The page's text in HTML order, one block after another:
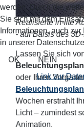
Realisierte in-lite
- auf Baisis des
Lassen Sie sich
Beleuchtungsplan
oder Ihren
Wochen erstrahlt
Licht – zumindest
Animation.
werden. Durch die
Sie sich mit dem
Informationen, auch
in unserer
OK NEIN
Link zur